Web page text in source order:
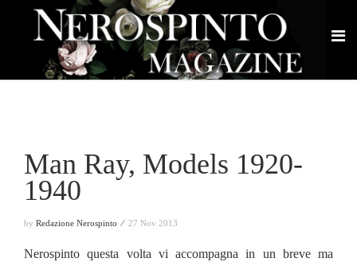
Man Ray, Models 1920-
1940
by Redazione Nerospinto ⁄ 27 Nov 2013
Nerospinto questa volta vi accompagna in un breve ma